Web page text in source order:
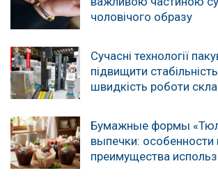
чоловічого образу
Сучасні технології
підвищити
швидкість роботи
Бумажные формы
выпечки: особенности
преимущества